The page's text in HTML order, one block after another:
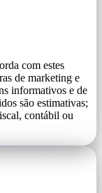
com estes
de marketing e
informativos e de
são estimativas;
contábil ou